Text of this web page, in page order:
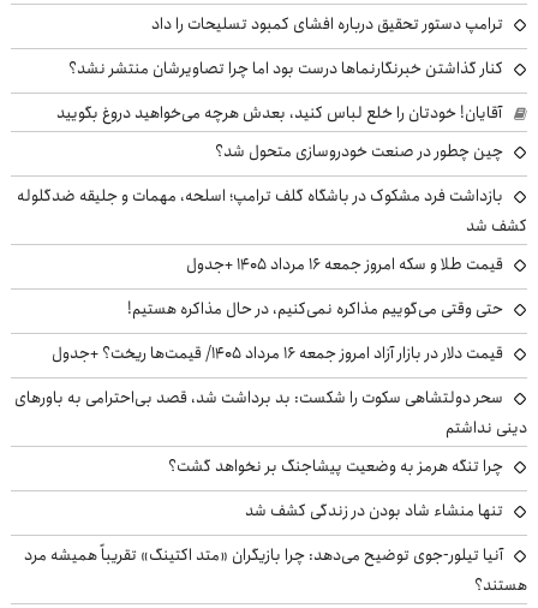
ترامپ دستور تحقیق درباره افشای کمبود تسلیحات را داد
کنار گذاشتن خبرنگارنماها درست بود اما چرا تصاویرشان منتشر نشد؟
آقایان! خودتان را خلع لباس کنید، بعدش هرچه می‌خواهید دروغ بگویید
چین چطور در صنعت خودروسازی متحول شد؟
بازداشت فرد مشکوک در باشگاه گلف ترامپ؛ اسلحه، مهمات و جلیقه ضدگلوله
کشف شد
قیمت طلا و سکه امروز جمعه ۱۶ مرداد ۱۴۰۵ +جدول
حتی وقتی می‌گوییم مذاکره نمی‌کنیم، در حال مذاکره هستیم!
قیمت دلار در بازار آزاد امروز جمعه ۱۶ مرداد ۱۴۰۵/ قیمت‌ها ریخت؟ +جدول
سحر دولتشاهی سکوت را شکست: بد برداشت شد، قصد بی‌احترامی به باورهای
دینی نداشتم
چرا تنگه هرمز به وضعیت پیشاجنگ بر نخواهد گشت؟
تنها منشاء شاد بودن در زندگی کشف شد
آنیا تیلور-جوی توضیح می‌دهد: چرا بازیگران «متد اکتینگ» تقریباً همیشه مرد
هستند؟